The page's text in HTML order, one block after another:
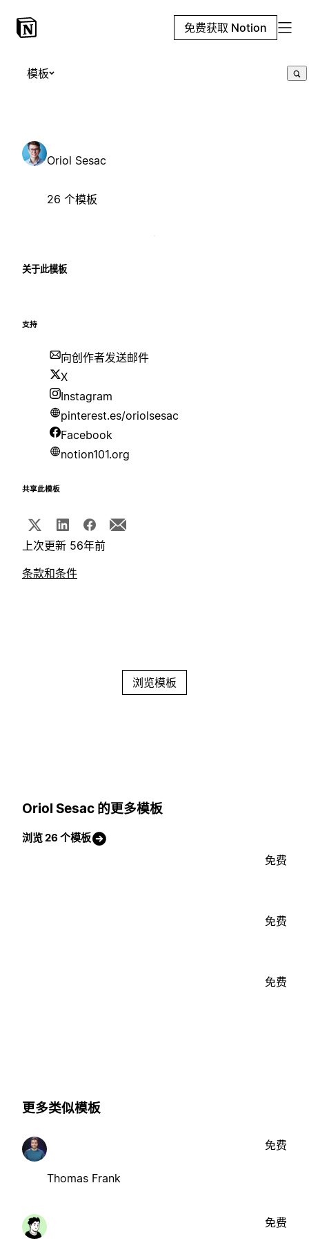
免费获取 Notion
模板
Oriol Sesac
26 个模板
关于此模板
支持
向创作者发送邮件
X
Instagram
pinterest.es/oriolsesac
Facebook
notion101.org
共享此模板
上次更新 56年前
条款和条件
浏览模板
Oriol Sesac 的更多模板
浏览 26 个模板
免费
免费
免费
更多类似模板
Thomas Frank
免费
免费